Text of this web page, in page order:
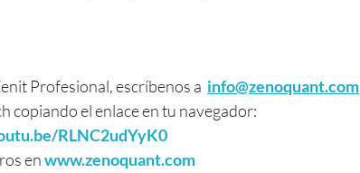
Profesional, escríbenos a info@zenoquant.com
copiando el enlace en tu navegador:
RLNC2udYyK0
en www.zenoquant.com